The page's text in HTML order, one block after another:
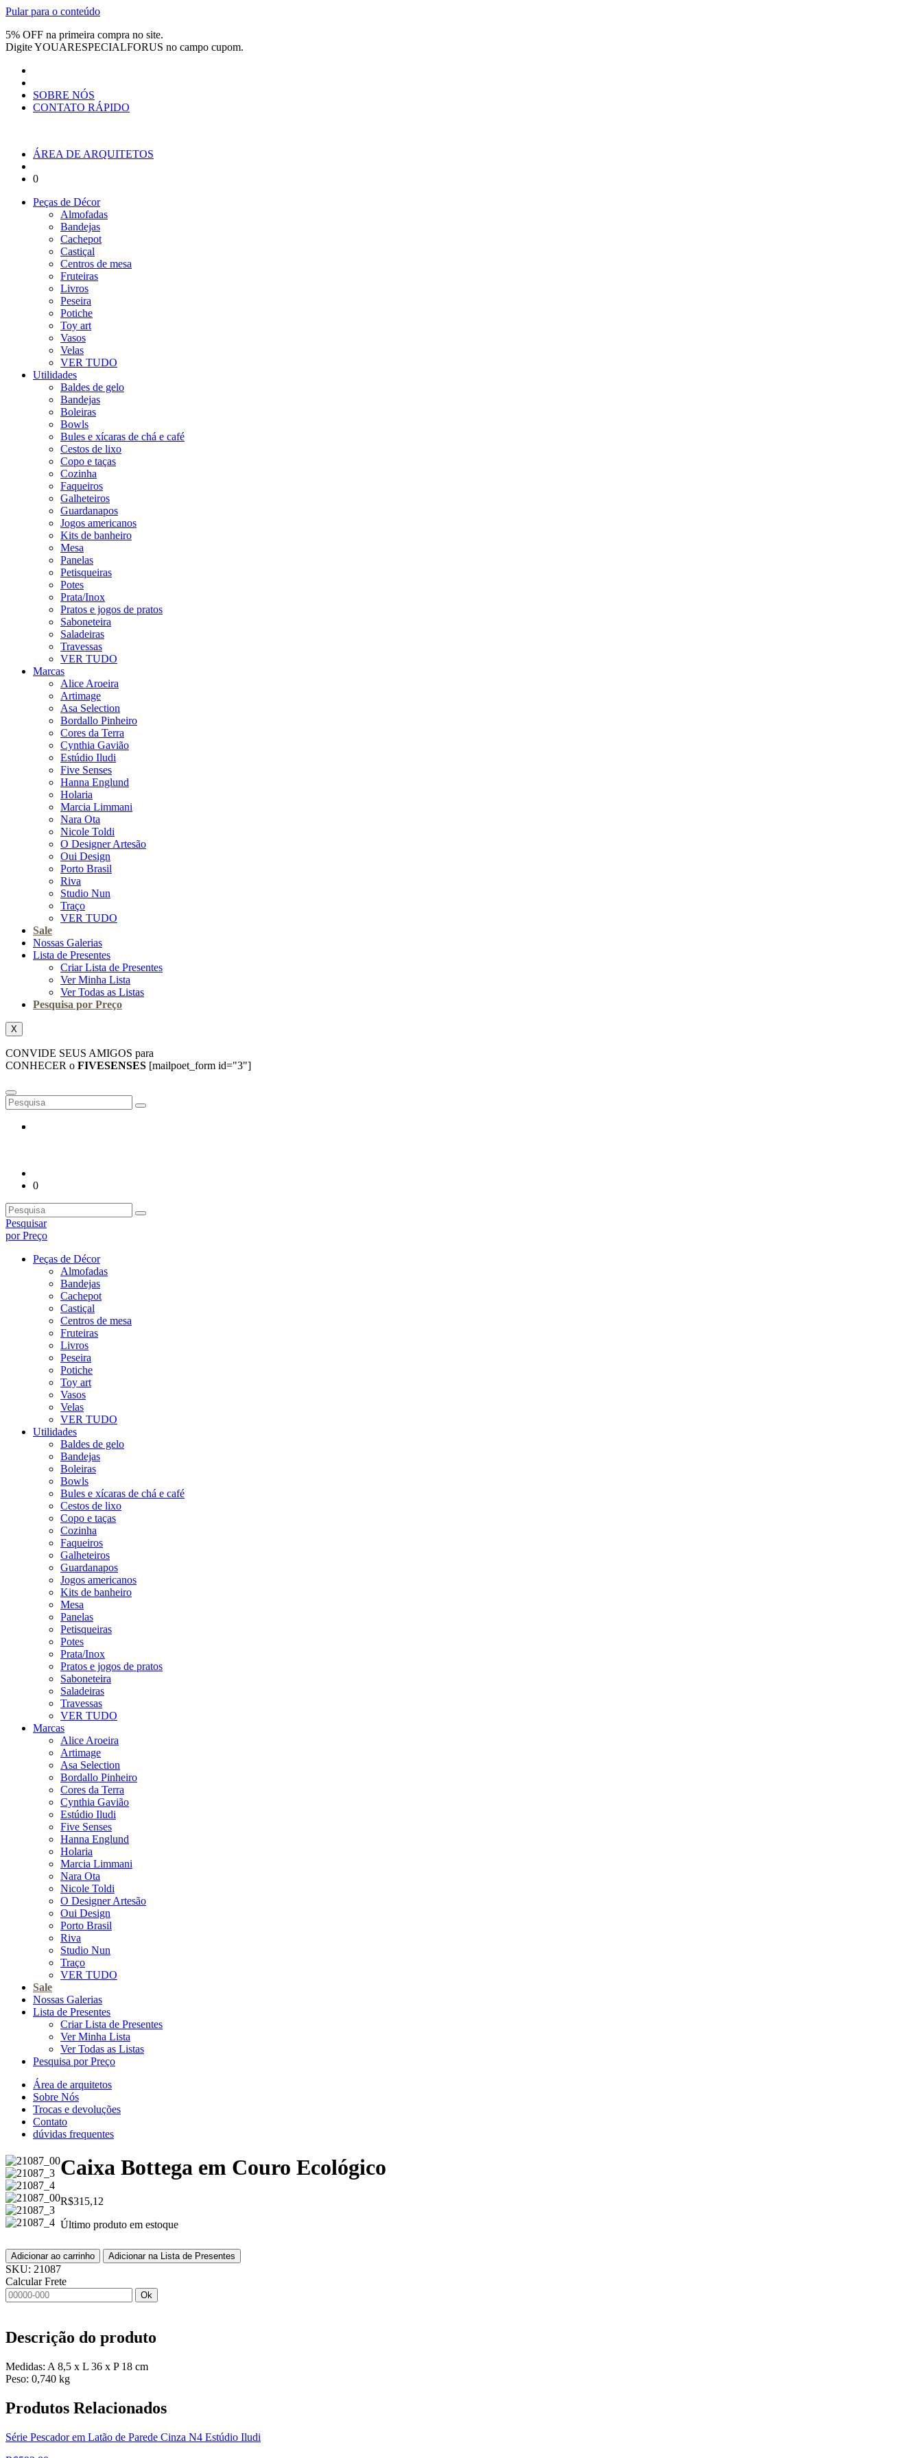
Pular para o conteúdo
5% OFF na primeira compra no site.
DigiteYOUARESPECIALFORUS no campo cupom.
SOBRE NÓS
CONTATO RÁPIDO
ÁREA DE ARQUITETOS
0
Peças de Décor
Almofadas
Bandejas
Cachepot
Castiçal
Centros de mesa
Fruteiras
Livros
Peseira
Potiche
Toy art
Vasos
Velas
VER TUDO
Utilidades
Baldes de gelo
Bandejas
Boleiras
Bowls
Bules e xícaras de chá e café
Cestos de lixo
Copo e taças
Cozinha
Faqueiros
Galheteiros
Guardanapos
Jogos americanos
Kits de banheiro
Mesa
Panelas
Petisqueiras
Potes
Prata/Inox
Pratos e jogos de pratos
Saboneteira
Saladeiras
Travessas
VER TUDO
Marcas
Alice Aroeira
Artimage
Asa Selection
Bordallo Pinheiro
Cores da Terra
Cynthia Gavião
Estúdio Iludi
Five Senses
Hanna Englund
Holaria
Marcia Limmani
Nara Ota
Nicole Toldi
O Designer Artesão
Oui Design
Porto Brasil
Riva
Studio Nun
Traço
VER TUDO
Sale
Nossas Galerias
Lista de Presentes
Criar Lista de Presentes
Ver Minha Lista
Ver Todas as Listas
Pesquisa por Preço
X
CONVIDE SEUS AMIGOS para
CONHECER o FIVESENSES [mailpoet_form id="3"]
0
Pesquisar
por Preço
Peças de Décor
Almofadas
Bandejas
Cachepot
Castiçal
Centros de mesa
Fruteiras
Livros
Peseira
Potiche
Toy art
Vasos
Velas
VER TUDO
Utilidades
Baldes de gelo
Bandejas
Boleiras
Bowls
Bules e xícaras de chá e café
Cestos de lixo
Copo e taças
Cozinha
Faqueiros
Galheteiros
Guardanapos
Jogos americanos
Kits de banheiro
Mesa
Panelas
Petisqueiras
Potes
Prata/Inox
Pratos e jogos de pratos
Saboneteira
Saladeiras
Travessas
VER TUDO
Marcas
Alice Aroeira
Artimage
Asa Selection
Bordallo Pinheiro
Cores da Terra
Cynthia Gavião
Estúdio Iludi
Five Senses
Hanna Englund
Holaria
Marcia Limmani
Nara Ota
Nicole Toldi
O Designer Artesão
Oui Design
Porto Brasil
Riva
Studio Nun
Traço
VER TUDO
Sale
Nossas Galerias
Lista de Presentes
Criar Lista de Presentes
Ver Minha Lista
Ver Todas as Listas
Pesquisa por Preço
Área de arquitetos
Sobre Nós
Trocas e devoluções
Contato
dúvidas frequentes
Caixa Bottega em Couro Ecológico
R$315,12
Último produto em estoque
Adicionar ao carrinho Adicionar na Lista de Presentes
SKU: 21087
Calcular Frete
Ok
Descrição do produto
Medidas: A 8,5 x L 36 x P 18 cm
Peso: 0,740 kg
Produtos Relacionados
Série Pescador em Latão de Parede Cinza N4 Estúdio Iludi